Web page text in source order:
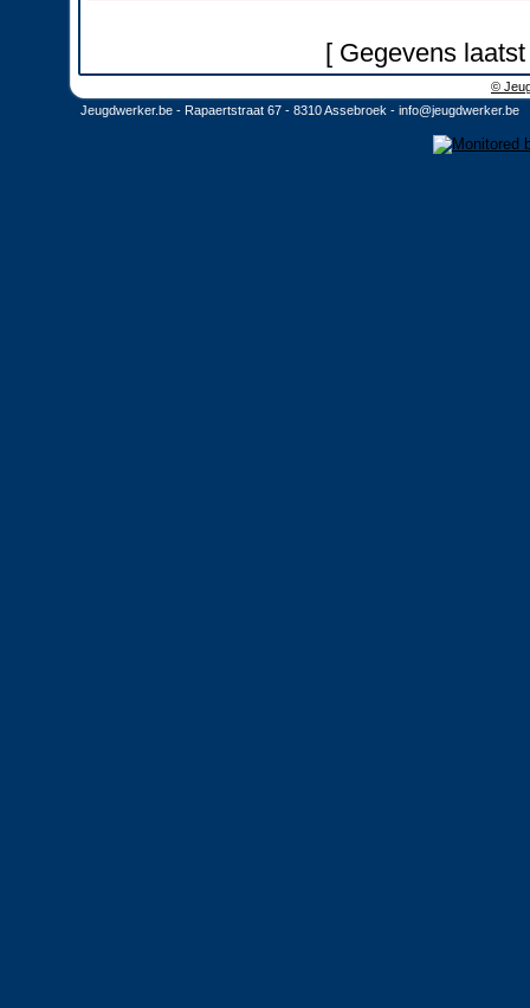
[ Gegevens
©
Jeugdwerker.be - Rapaertstraat 67 - 8310 Assebroek - info@jeugdwerker.be